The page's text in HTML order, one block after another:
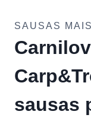
SAUSAS
sausas